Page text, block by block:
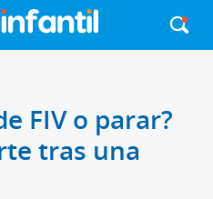
FIV o parar?
tras una